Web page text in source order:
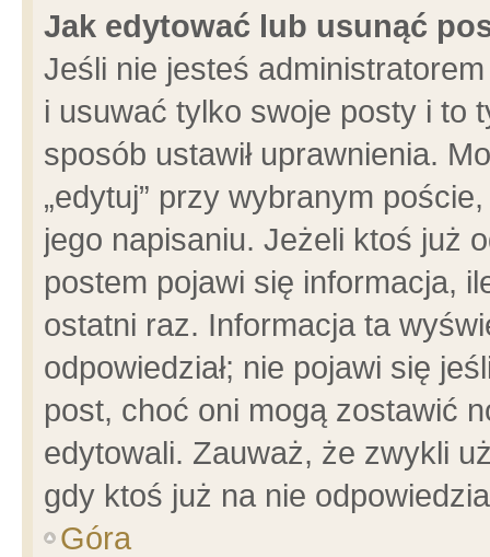
Jak edytować lub usunąć
Jeśli nie jesteś
i usuwać tylko swoje posty i to
sposób ustawił uprawnienia.
„edytuj” przy wybranym
jego napisaniu. Jeżeli ktoś już
postem pojawi się informacja,
ostatni raz. Informacja ta
odpowiedział; nie pojawi się
post, choć oni mogą zostawić
edytowali. Zauważ, że zwykli
gdy ktoś już na nie
Góra